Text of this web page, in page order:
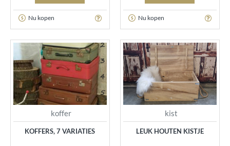
Nu kopen Nu kopen
koffer
KOFFERS, 7 VARIATIES
kist
LEUK HOUTEN KISTJE